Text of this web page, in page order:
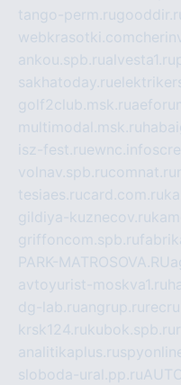
tango-perm.ru
webkrasotki.com
ankou.spb.rualvesta1.ru
sakhatoday.ru
golf2club.msk.ru
multimodal.msk.ru
isz-fest.ruewnc.info
volnav.spb.rucomnat.ru
tesiaes.rucard.com.ru
gildiya-kuznecov.ru
griffoncom.spb.ru
PARK-MATROSOVA.RU
avtoyurist-moskva1.ru
dg-lab.ruangrup.ru
krsk124.rukubok.spb.ru
analitikaplus.ru
sloboda-ural.pp.ru